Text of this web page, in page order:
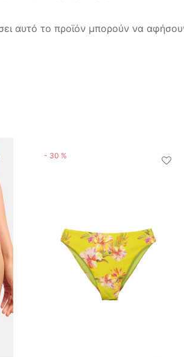
αυτό το προϊόν μπορούν να
- 30 %